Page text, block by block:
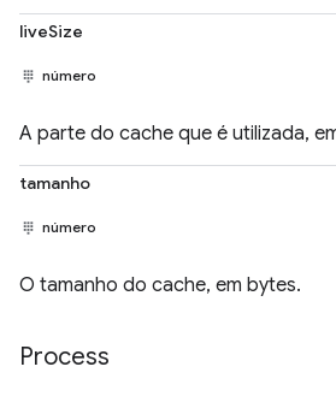
liveSize
número
A parte do cache que é utilizada,
tamanho
número
O tamanho do cache, em bytes.
Process